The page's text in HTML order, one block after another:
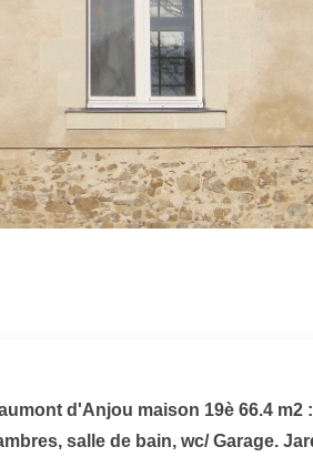
d'Anjou maison 19è 66.4 m2
salle de bain, wc/ Garage.